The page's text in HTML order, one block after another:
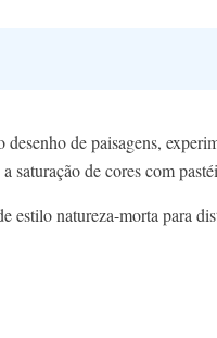
de paisagens,
saturação de cores com
estilo natureza-morta para